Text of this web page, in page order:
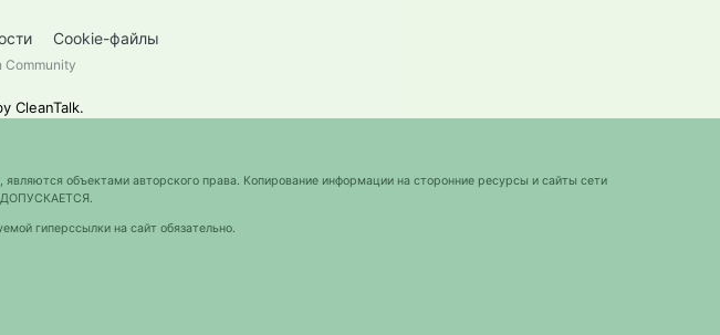
Cookie-файлы
Community
CleanTalk.
объектами авторского права. Копирование информации на сторонние ресурсы и сайты сети
ДОПУСКАЕТСЯ.
гиперссылки на сайт обязательно.